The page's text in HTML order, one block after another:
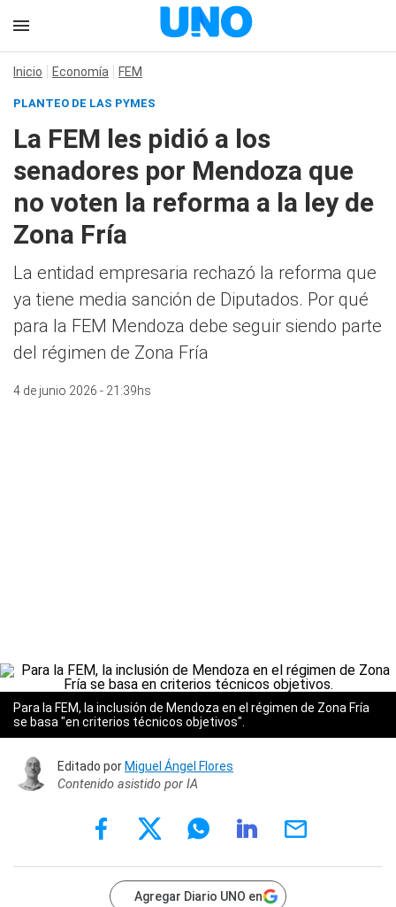
Inicio Economía FEM
PLANTEO DE LAS PYMES
La FEM les pidió a los
senadores por Mendoza que
no voten la reforma a la ley de
Zona Fría
La entidad empresaria rechazó la reforma que
ya tiene media sanción de Diputados. Por qué
para la FEM Mendoza debe seguir siendo parte
del régimen de Zona Fría
4 de junio 2026 - 21:39hs
Para la FEM, la inclusión de Mendoza en el régimen de Zona Fría
se basa "en criterios técnicos objetivos".
Editado porMiguel Ángel Flores
Contenido asistido por IA
Agregar Diario UNO en